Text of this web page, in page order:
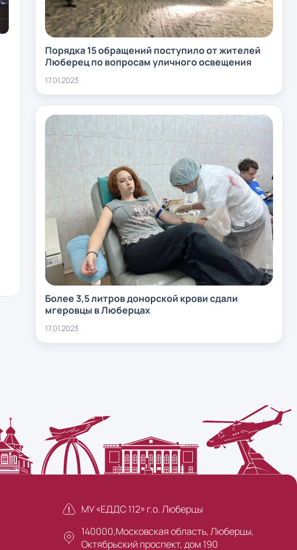
Порядка 15 обращений поступило от жителей
Люберец по вопросам уличного освещения
17.01.2023
Более 3,5 литров донорской крови сдали
мгеровцы в Люберцах
17.01.2023
МУ «ЕДДС 112» г.о. Люберцы
140000,Московская область, Люберцы,
Октябрьский проспект, дом 190